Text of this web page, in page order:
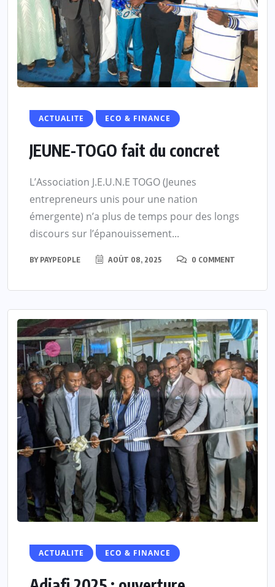
ACTUALITE ECO & FINANCE
JEUNE-TOGO fait du concret
L’Association J.E.U.N.E TOGO (Jeunes
entrepreneurs unis pour une nation
émergente) n’a plus de temps pour des longs
discours sur l’épanouissement...
BY PAYPEOPLE AOÛT 08, 2025 0 COMMENT
ACTUALITE ECO & FINANCE